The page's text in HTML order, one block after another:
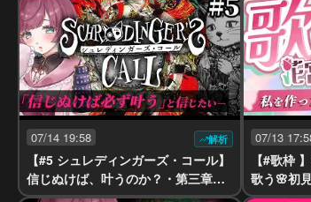
07/14 19:58 解析
【#5 シュレディンガーズ・コール】
信じぬけば、叶うのか？・第三章完
結編￤※ネタバレ注意【初見プレイ￤
07/13
【#歌枠
歌う🌸初
￤